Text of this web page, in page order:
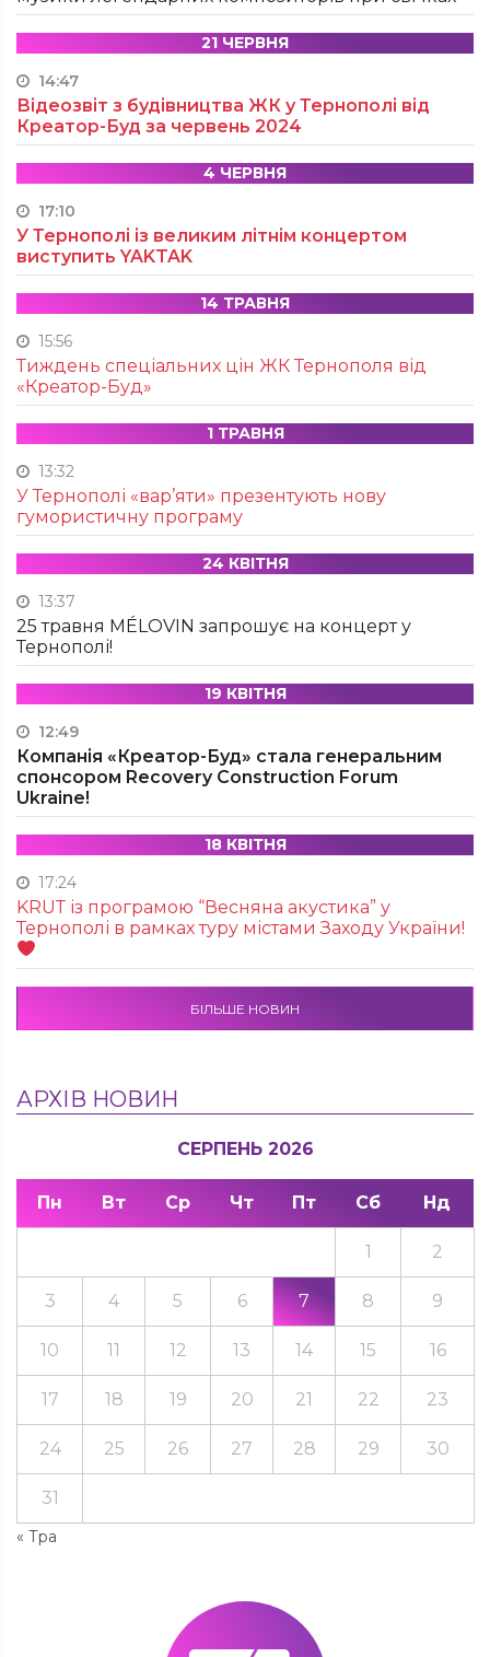
21 ЧЕРВНЯ
14:47
Відеозвіт з будівництва ЖК у Тернополі від
Креатор-Буд за червень 2024
4 ЧЕРВНЯ
17:10
У Тернополі із великим літнім концертом
виступить YAKTAK
14 ТРАВНЯ
15:56
Тиждень спеціальних цін ЖК Тернополя від
«Креатор-Буд»
1 ТРАВНЯ
13:32
У Тернополі «вар’яти» презентують нову
гумористичну програму
24 КВІТНЯ
13:37
25 травня MÉLOVIN запрошує на концерт у
Тернополі!
19 КВІТНЯ
12:49
Компанія «Креатор-Буд» стала генеральним
спонсором Recovery Construction Forum
Ukraine!
18 КВІТНЯ
17:24
KRUТ із програмою “Весняна акустика” у
Тернополі в рамках туру містами Заходу України!
БІЛЬШЕ НОВИН
АРХІВ НОВИН
СЕРПЕНЬ 2026
Пн Вт Ср Чт Пт Сб Нд
« Тра
1 2
3 4 5 6 7 8 9
10 11 12 13 14 15 16
17 18 19 20 21 22 23
24 25 26 27 28 29 30
31